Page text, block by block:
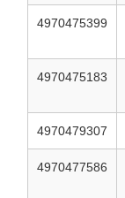
4970475399
4970475183
4970479307
4970477586